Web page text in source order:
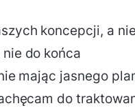
koncepcji, a nie
do końca
mając jasnego
do